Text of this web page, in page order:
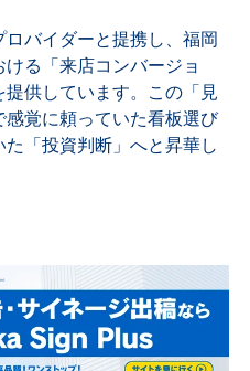
バイダーと提携し、福岡
る「来店コンバージョ
供しています。この「見
覚に頼っていた看板選び
「投資判断」へと昇華し